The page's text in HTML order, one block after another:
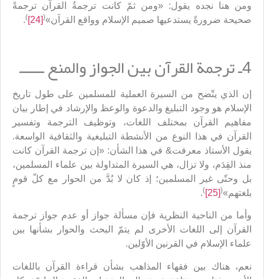
ومن هنا نجده يقول: «ومن ثمّ كانت ترجمةُ القرآن ترجمةً
صحيحة ضرورةً يستدعيها صميم الإسلام وواقع القرآن»(
[24]
)
.
4ـ ترجمة القرآن بين الجواز والمنع ــــــ
إن الذي يتّضح من السيرة العملية للمسلمين على طول تاريخ
الإسلام هو وجود التبليغ والدعوة والوعظ والإرشاد في إطار بيان
مفاهيم القرآن بمختلف اللغات، وتوظيف الترجمة وتفسير
القرآن في هذا النوع من الأنشطة التبليغية والثقافية الواسعة.
يقول الأستاذ معرفت& في هذا الشأن: «إن ترجمة القرآن كانت
منذ القِدَم، ولا تزال، هي السيرة المتداولة بين علماء المسلمين،
بل وحتّى غير المسلمين؛ إذ كان لا بُدَّ من الحوار مع كلّ قومٍ
بلغتهم»(
[25]
)
.
وأما من الناحية النظرية فإن مسألة جواز أو عدم جواز ترجمة
القرآن إلى اللغات الأخرى لم يتمّ البحث والحوار بشأنها بين
علماء الإسلام في القرنين الأوّلين.
نعم، هناك بين فقهاء المذاهب بشأن قراءة القرآن باللغات